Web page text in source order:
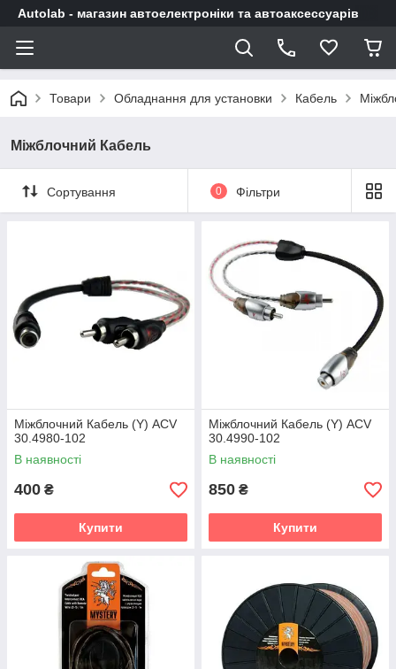
Autolab - магазин автоелектроніки та автоаксессуарів
Товари Обладнання для установки Кабель
Міжблочний Кабель
Сортування 0 Фільтри
Міжблочний Кабель (Y) ACV
30.4980-102
В наявності
400 ₴
Купити
Міжблочний Кабель (Y) ACV
30.4990-102
В наявності
850 ₴
Купити